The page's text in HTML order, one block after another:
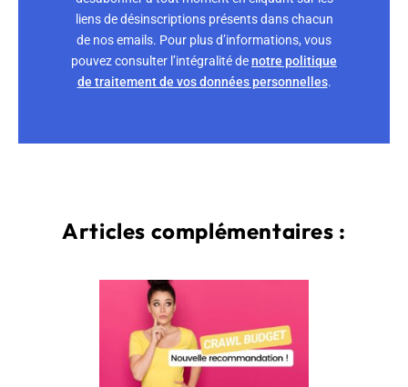
liens de désinscriptions présents dans chacun
de nos emails. Pour plus d’informations, vous
pouvez consulter l’intégralité denotre politique
de traitement de vos données personnelles.
Articles complémentaires :